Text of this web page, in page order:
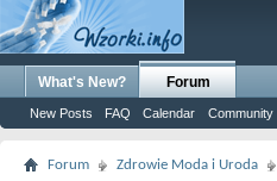
What's New? Forum
New Posts FAQ Calendar Community
Forum Zdrowie Moda i Uroda